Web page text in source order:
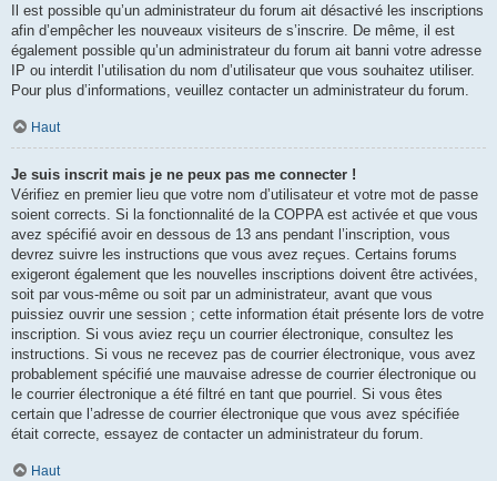
Il est possible qu’un administrateur du forum ait désactivé les inscriptions
afin d’empêcher les nouveaux visiteurs de s’inscrire. De même, il est
également possible qu’un administrateur du forum ait banni votre adresse
IP ou interdit l’utilisation du nom d’utilisateur que vous souhaitez utiliser.
Pour plus d’informations, veuillez contacter un administrateur du forum.
Haut
Je suis inscrit mais je ne peux pas me connecter !
Vérifiez en premier lieu que votre nom d’utilisateur et votre mot de passe
soient corrects. Si la fonctionnalité de la COPPA est activée et que vous
avez spécifié avoir en dessous de 13 ans pendant l’inscription, vous
devrez suivre les instructions que vous avez reçues. Certains forums
exigeront également que les nouvelles inscriptions doivent être activées,
soit par vous-même ou soit par un administrateur, avant que vous
puissiez ouvrir une session ; cette information était présente lors de votre
inscription. Si vous aviez reçu un courrier électronique, consultez les
instructions. Si vous ne recevez pas de courrier électronique, vous avez
probablement spécifié une mauvaise adresse de courrier électronique ou
le courrier électronique a été filtré en tant que pourriel. Si vous êtes
certain que l’adresse de courrier électronique que vous avez spécifiée
était correcte, essayez de contacter un administrateur du forum.
Haut